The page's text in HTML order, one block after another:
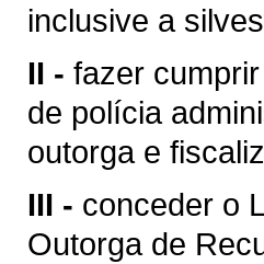
inclusive a
II - fazer
de polícia
outorga e
III - conceder o
Outorga de